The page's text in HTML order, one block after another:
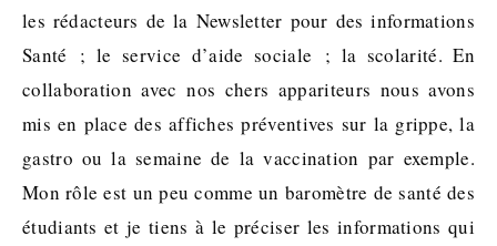
les rédacteurs de la Newsletter pour des informations
Santé ; le service d’aide sociale ; la scolarité. En
collaboration avec nos chers appariteurs nous avons
mis en place des affiches préventives sur la grippe, la
gastro ou la semaine de la vaccination par exemple.
Mon rôle est un peu comme un baromètre de santé des
étudiants et je tiens à le préciser les informations qui